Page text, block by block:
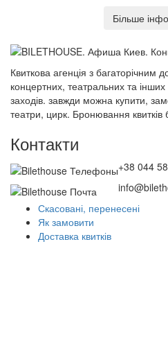
Більше
Квиткова агенція з багаторічним
концертних, театральних та
заходів. завжди можна купити,
театри, цирк. Бронювання квитків
Контакти
+38 044
Скасовані, перенесені
Як замовити
Доставка квитків